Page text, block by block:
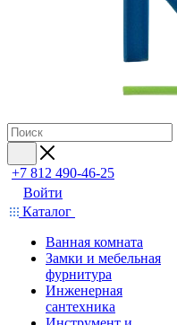
+7 812 490-46-25
Войти
Каталог
Ванная комната
Замки и мебельная
фурнитура
Инженерная
сантехника